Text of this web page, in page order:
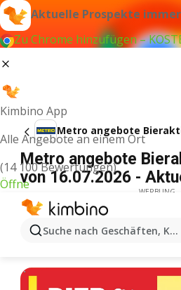
Aktuelle Prospekte
Zu Chrome hinzufügen –
Kimbino App
Alle Angebote an einem Ort
(14 100 Bewertungen)
Öffne
Suche nach Geschäften,
Metro angebote
Metro angebote
von 16.07.2026 -
WERBUNG